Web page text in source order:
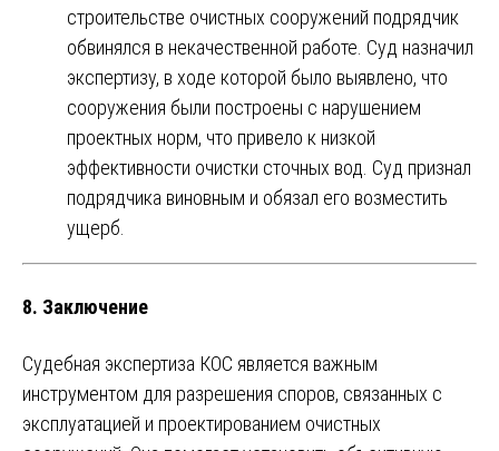
строительстве очистных сооружений подрядчик
обвинялся в некачественной работе. Суд назначил
экспертизу, в ходе которой было выявлено, что
сооружения были построены с нарушением
проектных норм, что привело к низкой
эффективности очистки сточных вод. Суд признал
подрядчика виновным и обязал его возместить
ущерб.
8. Заключение
Судебная экспертиза КОС является важным
инструментом для разрешения споров, связанных с
эксплуатацией и проектированием очистных